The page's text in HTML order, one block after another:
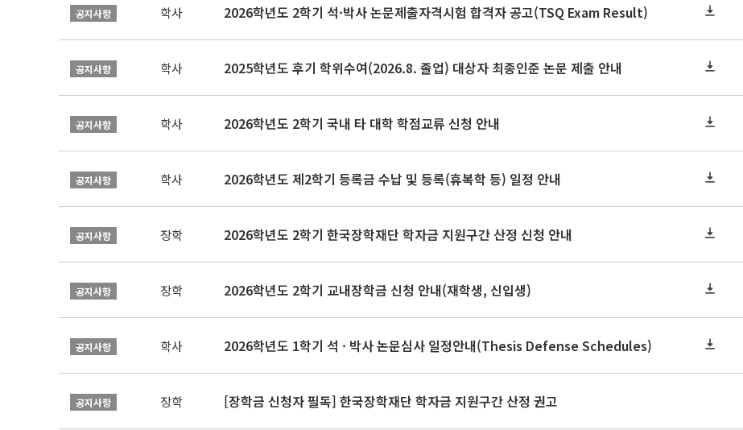
공지사항 학사 2026학년도 2학기 석·박사 논문제출자격시험 합격자 공고(TSQ Exam Result)
공지사항 학사 2025학년도 후기 학위수여(2026.8. 졸업) 대상자 최종인준 논문 제출 안내
공지사항 학사 2026학년도 2학기 국내 타 대학 학점교류 신청 안내
공지사항 학사 2026학년도 제2학기 등록금 수납 및 등록(휴복학 등) 일정 안내
공지사항 장학 2026학년도 2학기 한국장학재단 학자금 지원구간 산정 신청 안내
공지사항 장학 2026학년도 2학기 교내장학금 신청 안내(재학생, 신입생)
공지사항 학사 2026학년도 1학기 석 · 박사 논문심사 일정안내(Thesis Defense Schedules)
공지사항 장학 [장학금 신청자 필독] 한국장학재단 학자금 지원구간 산정 권고